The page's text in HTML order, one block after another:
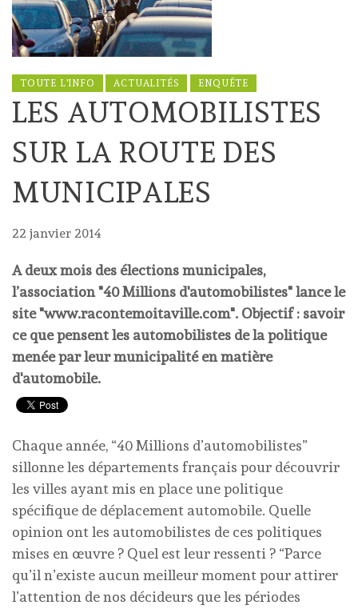
TOUTE L'INFO ACTUALITÉS ENQUÊTE
LES AUTOMOBILISTES
SUR LA ROUTE DES
MUNICIPALES
22 janvier 2014
A deux mois des élections municipales,
l’association "40 Millions d'automobilistes" lance le
site "www.racontemoitaville.com". Objectif : savoir
ce que pensent les automobilistes de la politique
menée par leur municipalité en matière
d'automobile.
Chaque année, “40 Millions d’automobilistes”
sillonne les départements français pour découvrir
les villes ayant mis en place une politique
spécifique de déplacement automobile. Quelle
opinion ont les automobilistes de ces politiques
mises en œuvre ? Quel est leur ressenti ? “Parce
qu’il n’existe aucun meilleur moment pour attirer
l’attention de nos décideurs que les périodes